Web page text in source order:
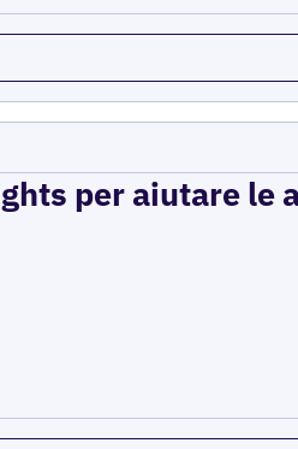
per aiutare le